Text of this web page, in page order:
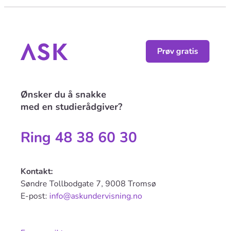
Ønsker du å snakke
med en studierådgiver?
Ring 48 38 60 30
Kontakt:
Søndre Tollbodgate 7, 9008 Tromsø
E-post: info@askundervisning.no
Prøv gratis